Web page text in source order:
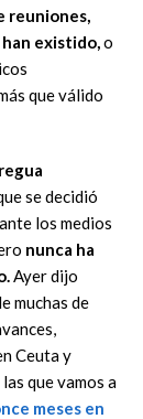
reuniones,
existido,o
que válido
se decidió
los medios
nunca ha
Ayer dijo
muchas de
Ceuta y
que vamos a
meses en